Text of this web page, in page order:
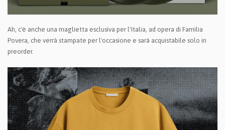
Ah, c'è anche una maglietta esclusiva per l'Italia, ad opera di Familia
Povera, che verrà stampate per l'occasione e sarà acquistabile solo in
preorder.